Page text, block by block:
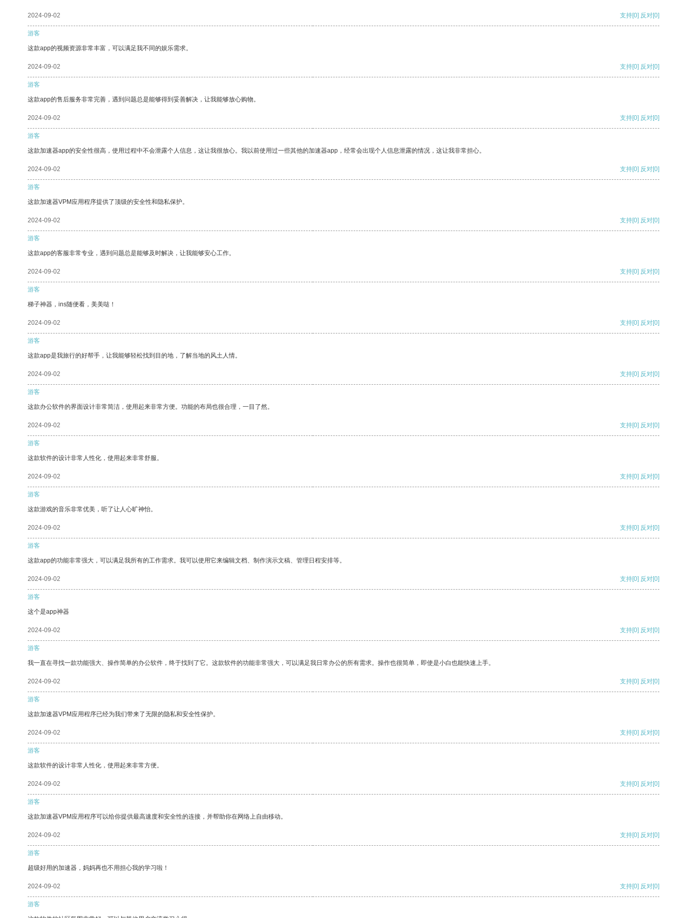
2024-09-02 支持[0] 反对[0]
游客
这款app的视频资源非常丰富，可以满足我不同的娱乐需求。
2024-09-02 支持[0] 反对[0]
游客
这款app的售后服务非常完善，遇到问题总是能够得到妥善解决，让我能够放心购物。
2024-09-02 支持[0] 反对[0]
游客
这款加速器app的安全性很高，使用过程中不会泄露个人信息，这让我很放心。我以前使用过一些其他的加速器app，经常会出现个人信息泄露的情况，这让我非常担心。
2024-09-02 支持[0] 反对[0]
游客
这款加速器VPM应用程序提供了顶级的安全性和隐私保护。
2024-09-02 支持[0] 反对[0]
游客
这款app的客服非常专业，遇到问题总是能够及时解决，让我能够安心工作。
2024-09-02 支持[0] 反对[0]
游客
梯子神器，ins随便看，美美哒！
2024-09-02 支持[0] 反对[0]
游客
这款app是我旅行的好帮手，让我能够轻松找到目的地，了解当地的风土人情。
2024-09-02 支持[0] 反对[0]
游客
这款办公软件的界面设计非常简洁，使用起来非常方便。功能的布局也很合理，一目了然。
2024-09-02 支持[0] 反对[0]
游客
这款软件的设计非常人性化，使用起来非常舒服。
2024-09-02 支持[0] 反对[0]
游客
这款游戏的音乐非常优美，听了让人心旷神怡。
2024-09-02 支持[0] 反对[0]
游客
这款app的功能非常强大，可以满足我所有的工作需求。我可以使用它来编辑文档、制作演示文稿、管理日程安排等。
2024-09-02 支持[0] 反对[0]
游客
这个是app神器
2024-09-02 支持[0] 反对[0]
游客
我一直在寻找一款功能强大、操作简单的办公软件，终于找到了它。这款软件的功能非常强大，可以满足我日常办公的所有需求。操作也很简单，即使是小白也能快速上手。
2024-09-02 支持[0] 反对[0]
游客
这款加速器VPM应用程序已经为我们带来了无限的隐私和安全性保护。
2024-09-02 支持[0] 反对[0]
游客
这款软件的设计非常人性化，使用起来非常方便。
2024-09-02 支持[0] 反对[0]
游客
这款加速器VPM应用程序可以给你提供最高速度和安全性的连接，并帮助你在网络上自由移动。
2024-09-02 支持[0] 反对[0]
游客
超级好用的加速器，妈妈再也不用担心我的学习啦！
2024-09-02 支持[0] 反对[0]
游客